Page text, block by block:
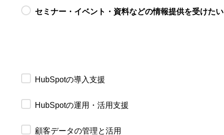
セミナー・イベント・資料などの情報提供を受けたい
HubSpotの導入支援
HubSpotの運用・活用支援
顧客データの管理と活用